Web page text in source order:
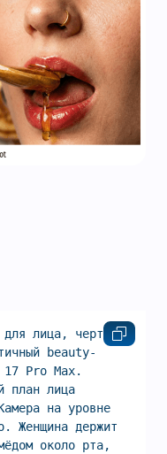
лица, черты
beauty-
Pro Max.
план лица
на уровне
Женщина держит
около рта,